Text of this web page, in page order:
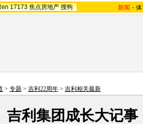
17173 焦点房地产 搜狗 新闻 -
> 专题 > 吉利22周年 > 吉利相关最新
吉利集团成长大记事